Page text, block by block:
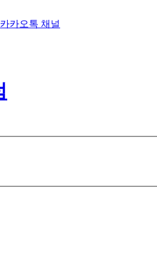
카카오톡 채널